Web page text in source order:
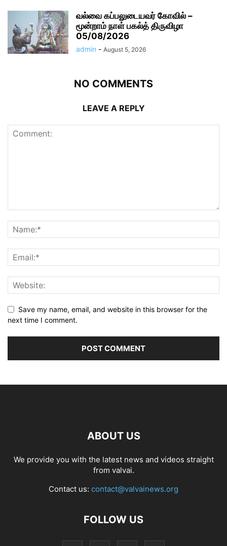
வல்வை கப்பலுடையவர் கோவில் –
மூன்றாம் நாள் பகல்த் திருவிழா
05/08/2026
admin - August 5, 2026
NO COMMENTS
LEAVE A REPLY
Save my name, email, and website in this browser for the
next time I comment.
ABOUT US
We provide you with the latest news and videos straight
from valvai.
Contact us: contact@valvainews.org
FOLLOW US